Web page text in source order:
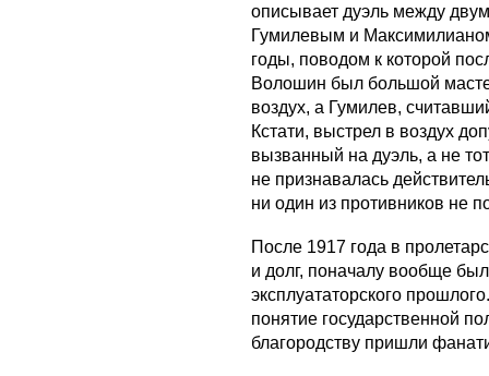
описывает дуэль между
Гумилевым и
годы, поводом к которой
Волошин был большой
воздух, а Гумилев,
Кстати, выстрел в воздух
вызванный на дуэль, а не
не признавалась
ни один из противников не
После 1917 года в
и долг, поначалу вообще
эксплуататорского
понятие государственной
благородству пришли